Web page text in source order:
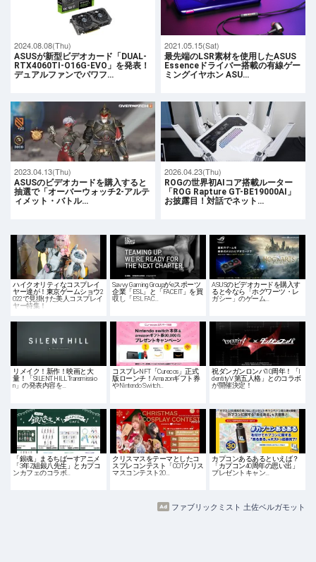
2024.08.08(Thu)
ASUSが新型ビデオカード「DUAL-
RTX4060TI-O16G-EVO」を発表！
デュアルファンでパワフ…
2021.05.15(Sat)
最先端のLSR素材を使用したASUS
Essenceドライバー搭載の有線ゲー
ミングイヤホン ASU…
2023.04.13(Thu)
ASUSのビデオカードを購入すると
抽選で「オーバーウォッチ2-アルテ
ィメット・バトル…
2026.04.23(Thu)
ROGの世界初AIコア搭載ルーター
「ROG Rapture GT-BE19000AI」
お披露目！対話でネット…
ハイクオリティなコスプレイ
ヤー達が！東京ゲームショウ2
022で見掛けた美人コスプレイ
ヤー特集！
Savvy Gaming Groupがeスポーツ
企業「ESL」と「FACEIT」を買
収し「ESL FAC…
ASUSのビデオカードを購入す
ると今なら「ホグワーツ・レ
ガシー」のゲーム…
リメイク！新作！映画と大
量！「SILENT HILL Transmissio
n」の発表内容を…
コスプレNFT「Curecos」正式
版ローンチ！Amazonギフト券
やNintendo Switch…
祝ダンガンロンパ10周年！「I
dentityV 第五人格」とのコラボ
が開催決定！
「銀魂」まるちばーすアニメ
「3年Z組銀八先生」とカプコ
ンカフェのコラボ…
クリスマスをテーマとしたコ
スプレコンテスト「COTクリス
マスコンテスト20…
カプコンあるあるといえば？
「カプコン40周年の思い出」
プレゼントキャン…
ファブリックミスト 土佐ベルガモット